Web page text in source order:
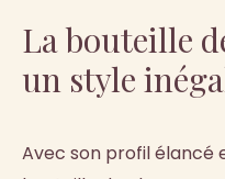
La bouteille
un style
Avec son profil élancé